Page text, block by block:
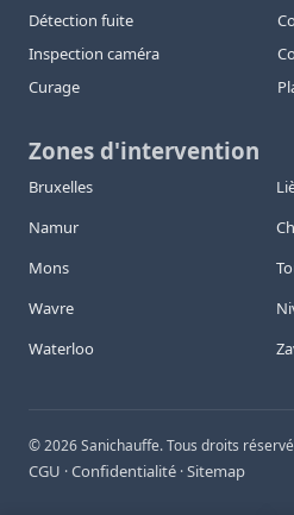
Détection fuite
Inspection caméra
Curage
Zones d'intervention
Bruxelles
Namur
Mons
Wavre
Waterloo
©2026Sanichauffe. Tous droits
CGU ·Confidentialité ·Sitemap